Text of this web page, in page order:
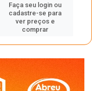
Faça seu login ou
cadastre-se para
ver preços e
comprar